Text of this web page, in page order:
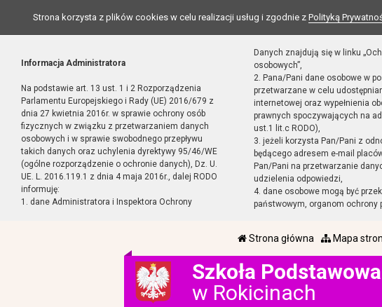
Strona korzysta z plików cookies w celu realizacji usług i zgodnie z Polityką
Informacja Administratora
Na podstawie art. 13 ust. 1 i 2 Rozporządzenia
Parlamentu Europejskiego i Rady (UE) 2016/679 z
dnia 27 kwietnia 2016r. w sprawie ochrony osób
fizycznych w związku z przetwarzaniem danych
osobowych i w sprawie swobodnego przepływu
takich danych oraz uchylenia dyrektywy 95/46/WE
(ogólne rozporządzenie o ochronie danych), Dz. U.
UE. L. 2016.119.1 z dnia 4 maja 2016r., dalej RODO
informuję:
1. dane Administratora i Inspektora Ochrony
Danych znajdują się w linku
osobowych”,
2. Pana/Pani dane osobowe w
przetwarzane w celu
internetowej oraz wypełnienia
prawnych spoczywających na
ust.1 lit.c RODO),
3. jeżeli korzysta Pan/Pani z
będącego adresem e-mail
Pan/Pani na przetwarzanie
udzielenia odpowiedzi,
4. dane osobowe mogą być
państwowym, organom ochrony
Strona główna Mapa
Szkoła
w Rokicinach